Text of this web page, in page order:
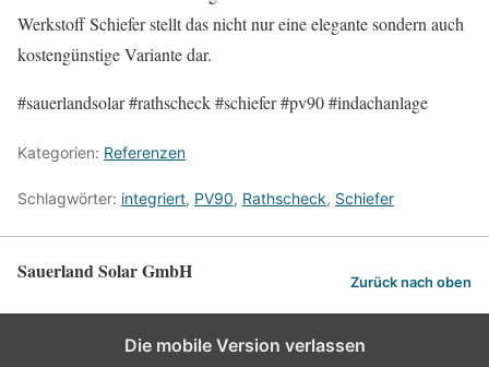
Werkstoff Schiefer stellt das nicht nur eine elegante sondern auch
kostengünstige Variante dar.
#sauerlandsolar #rathscheck #schiefer #pv90 #indachanlage
Kategorien: Referenzen
Schlagwörter: integriert, PV90, Rathscheck, Schiefer
Sauerland Solar GmbH Zurück nach oben
Die mobile Version verlassen